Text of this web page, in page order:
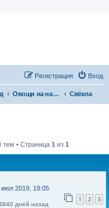
Вход
Регистрация
Овощи на наших грядках Свёкла
тем • Страница 1 из 1
июл 2019, 19:05
1 2 3
дней назад